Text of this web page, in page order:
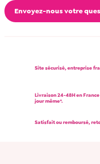
Envoyez-nous votre
Site sécurisé, entreprise
Livraison 24-48H en
jour même*.
Satisfait ou remboursé,